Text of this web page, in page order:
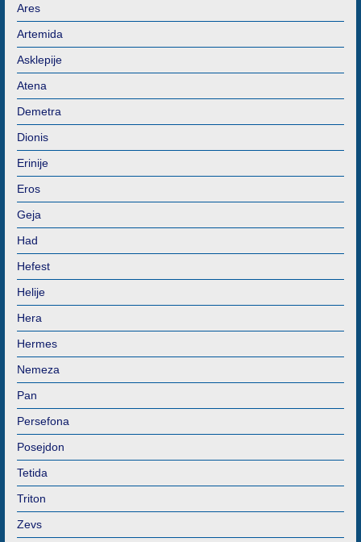
Ares
Artemida
Asklepije
Atena
Demetra
Dionis
Erinije
Eros
Geja
Had
Hefest
Helije
Hera
Hermes
Nemeza
Pan
Persefona
Posejdon
Tetida
Triton
Zevs